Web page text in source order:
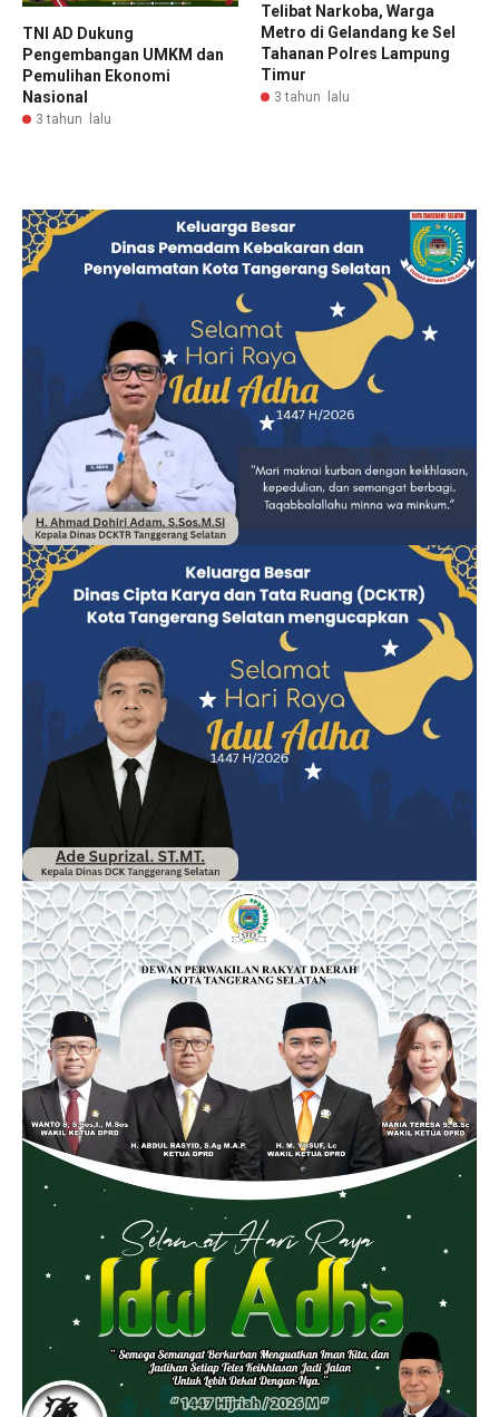
TNI AD Dukung
Pengembangan UMKM dan
Pemulihan Ekonomi
Nasional
3 tahun lalu
Telibat Narkoba, Warga
Metro di Gelandang ke Sel
Tahanan Polres Lampung
Timur
3 tahun lalu